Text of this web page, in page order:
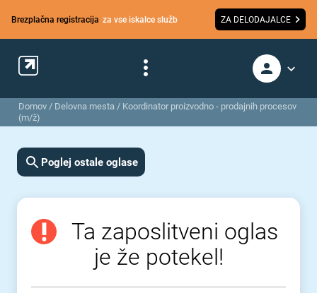
Brezplačna registracija za vse iskalce služb ZA DELODAJALCE
Domov / Delovna mesta / Koordinator proizvodno - prodajnih procesov
(m/ž)
Poglej ostale oglase
Ta zaposlitveni oglas
je že potekel!